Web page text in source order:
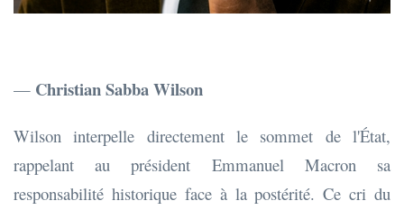
— Christian Sabba Wilson
Wilson interpelle directement le sommet de l'État,
rappelant au président Emmanuel Macron sa
responsabilité historique face à la postérité. Ce cri du